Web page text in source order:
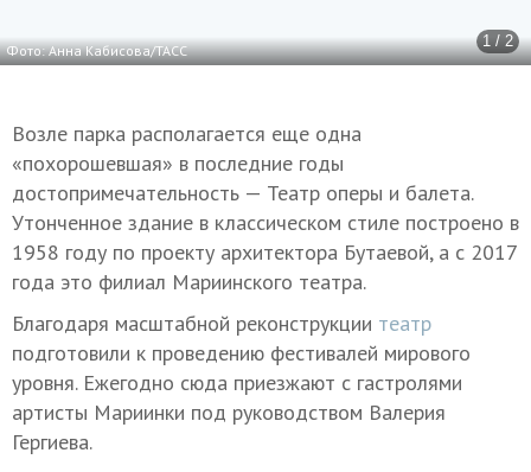
1 / 2
Фото: Анна Кабисова/ТАСС
Возле парка располагается еще одна
«похорошевшая» в последние годы
достопримечательность — Театр оперы и балета.
Утонченное здание в классическом стиле построено в
1958 году по проекту архитектора Бутаевой, а с 2017
года это филиал Мариинского театра.
Благодаря масштабной реконструкции театр
подготовили к проведению фестивалей мирового
уровня. Ежегодно сюда приезжают с гастролями
артисты Мариинки под руководством Валерия
Гергиева.